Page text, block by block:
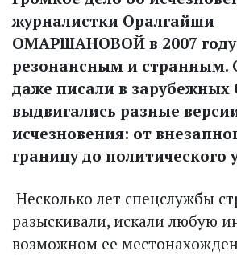
журналистки Оралгайши
ОМАРШАНОВОЙ в 2007
резонансным и странным.
даже писали в
выдвигались разные
исчезновения: от
границу до политического
Несколько лет спецслужбы
разыскивали, искали любую
возможном ее